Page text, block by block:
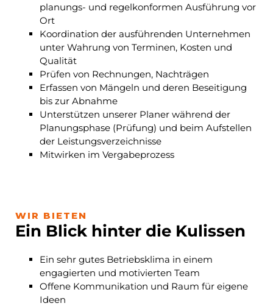
planungs- und regelkonformen Ausführung vor
Ort
Koordination der ausführenden Unternehmen
unter Wahrung von Terminen, Kosten und
Qualität
Prüfen von Rechnungen, Nachträgen
Erfassen von Mängeln und deren Beseitigung
bis zur Abnahme
Unterstützen unserer Planer während der
Planungsphase (Prüfung) und beim Aufstellen
der Leistungsverzeichnisse
Mitwirken im Vergabeprozess
WIR BIETEN
Ein Blick hinter die Kulissen
Ein sehr gutes Betriebsklima in einem
engagierten und motivierten Team
Offene Kommunikation und Raum für eigene
Ideen